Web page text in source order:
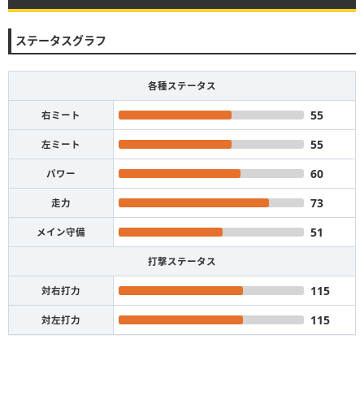
ステータスグラフ
各種ステータス
右ミート 55
左ミート 55
パワー 60
走力 73
メイン守備 51
打撃ステータス
対右打力 115
対左打力 115